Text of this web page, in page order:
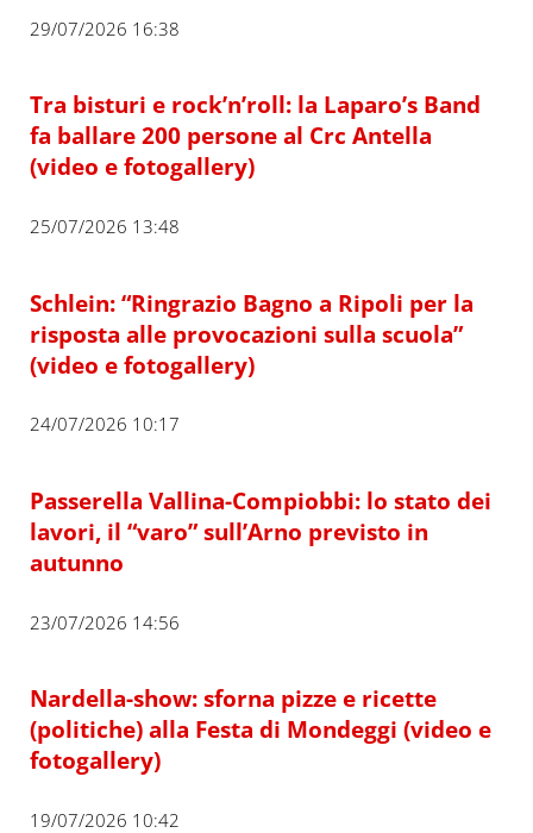
29/07/2026 16:38
Tra bisturi e rock’n’roll: la Laparo’s Band
fa ballare 200 persone al Crc Antella
(video e fotogallery)
25/07/2026 13:48
Schlein: “Ringrazio Bagno a Ripoli per la
risposta alle provocazioni sulla scuola”
(video e fotogallery)
24/07/2026 10:17
Passerella Vallina-Compiobbi: lo stato dei
lavori, il “varo” sull’Arno previsto in
autunno
23/07/2026 14:56
Nardella-show: sforna pizze e ricette
(politiche) alla Festa di Mondeggi (video e
fotogallery)
19/07/2026 10:42